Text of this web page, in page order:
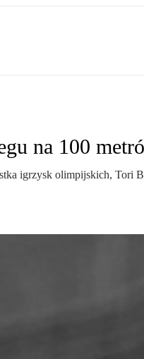
na 100
igrzysk olimpijskich,